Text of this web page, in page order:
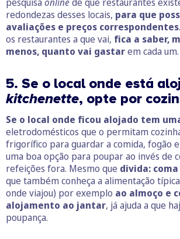
redondezas desses locais, para que
avaliações e preços correspondentes
os restaurantes a que vai, fica a saber,
menos, quanto vai gastarem cada um.
5. Se o local onde está
kitchenette, opte por
Se o local onde ficou alojado tem
eletrodomésticos que o permitam
frigorífico para guardar a comida, fogão
uma boa opção para poupar ao invés de
refeições fora. Mesmo que divida:
que também conheça a alimentação
onde viajou) por exemplo ao almoço e
alojamento ao jantar, já ajuda a que
poupança.